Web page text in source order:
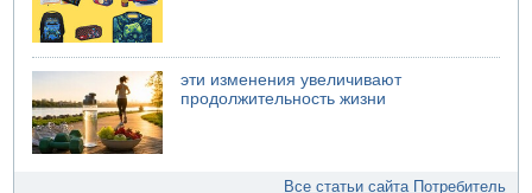
эти изменения увеличивают
продолжительность жизни
Все статьи сайта Потребитель